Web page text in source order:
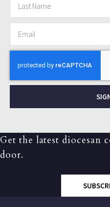
Get the latest diocesan
door.